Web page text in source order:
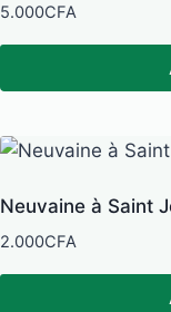
5.000CFA
Neuvaine à Saint
2.000CFA